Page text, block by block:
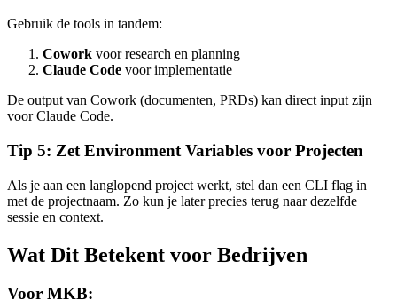
Gebruik de tools in tandem:
Cowork voor research en planning
Claude Code voor implementatie
De output van Cowork (documenten, PRDs) kan direct input zijn
voor Claude Code.
Tip 5: Zet Environment Variables voor Projecten
Als je aan een langlopend project werkt, stel dan een CLI flag in
met de projectnaam. Zo kun je later precies terug naar dezelfde
sessie en context.
Wat Dit Betekent voor Bedrijven
Voor MKB: